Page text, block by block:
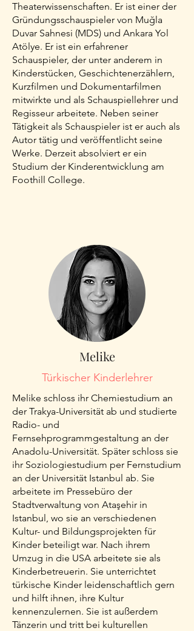
Theaterwissenschaften. Er ist einer der
Gründungsschauspieler von Muğla
Duvar Sahnesi (MDS) und Ankara Yol
Atölye. Er ist ein erfahrener
Schauspieler, der unter anderem in
Kinderstücken, Geschichtenerzählern,
Kurzfilmen und Dokumentarfilmen
mitwirkte und als Schauspiellehrer und
Regisseur arbeitete. Neben seiner
Tätigkeit als Schauspieler ist er auch als
Autor tätig und veröffentlicht seine
Werke. Derzeit absolviert er ein
Studium der Kinderentwicklung am
Foothill College.
Melike
Türkischer Kinderlehrer
Melike schloss ihr Chemiestudium an
der Trakya-Universität ab und studierte
Radio- und
Fernsehprogrammgestaltung an der
Anadolu-Universität. Später schloss sie
ihr Soziologiestudium per Fernstudium
an der Universität Istanbul ab. Sie
arbeitete im Pressebüro der
Stadtverwaltung von Ataşehir in
Istanbul, wo sie an verschiedenen
Kultur- und Bildungsprojekten für
Kinder beteiligt war. Nach ihrem
Umzug in die USA arbeitete sie als
Kinderbetreuerin. Sie unterrichtet
türkische Kinder leidenschaftlich gern
und hilft ihnen, ihre Kultur
kennenzulernen. Sie ist außerdem
Tänzerin und tritt bei kulturellen